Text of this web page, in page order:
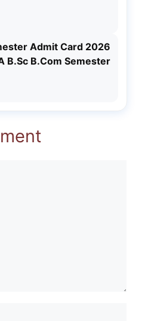
Admit Card 2026
B.Sc B.Com Semester